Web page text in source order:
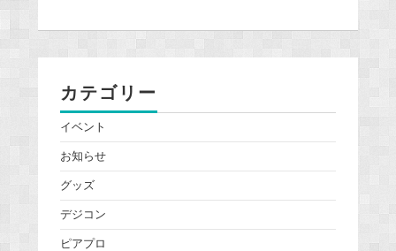
カテゴリー
イベント
お知らせ
グッズ
デジコン
ピアプロ